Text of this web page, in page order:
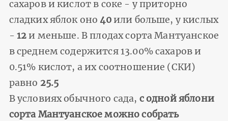
сахаров и кислот в соке - у приторно
сладких яблок оно40или больше, у кислых
- 12и меньше. В плодах сорта Мантуанское
в среднем содержится 13.00% сахаров и
0.51% кислот, а их соотношение (СКИ)
равно 25.5
В условиях обычного сада, с одной яблони
сорта Мантуанское можно собрать